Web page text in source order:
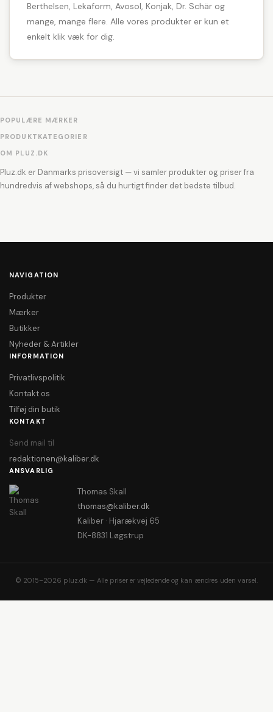
Berthelsen, Lekaform, Avosol, Konjak, Dr. Schär og
mange, mange flere. Alle vores produkter er kun et
enkelt klik væk for dig.
POPULÆRE MÆRKER
PRODUKTKATEGORIER
OM PLUZ.DK
Pluz.dk er Danmarks prisoversigt — vi samler produkter og priser fra
hundredvis af webshops, så du hurtigt finder det bedste tilbud.
NAVIGATION
Produkter
Mærker
Butikker
Nyheder & Artikler
INFORMATION
Privatlivspolitik
Kontakt os
Tilføj din butik
KONTAKT
Send mail til
redaktionen@kaliber.dk
ANSVARLIG
Thomas Skall
thomas@kaliber.dk
Kaliber · Hjarækvej 65
DK-8831 Løgstrup
© 2015–2026 pluz.dk — Alle priser er vejledende og kan ændres uden varsel.